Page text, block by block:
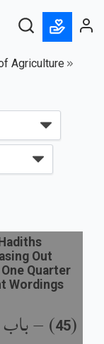
Agriculture
(
45
) –
Out
Quarter
Wordings